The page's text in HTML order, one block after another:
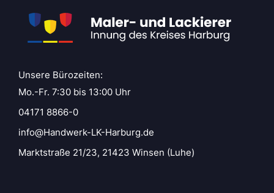
Unsere Bürozeiten:
Mo.-Fr. 7:30 bis 13:00 Uhr
04171 8866-0
info@Handwerk-LK-Harburg.de
Marktstraße 21/23, 21423 Winsen (Luhe)